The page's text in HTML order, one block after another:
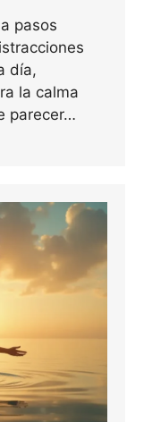
pasos
día,
la calma
parecer…